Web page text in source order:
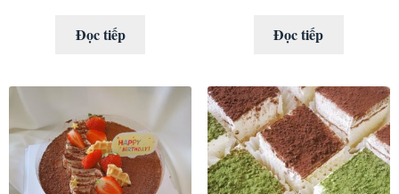
Đọc tiếp Đọc tiếp